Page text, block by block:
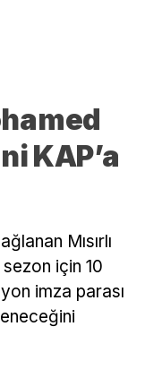
KAP’a
Mısırlı
için 10
imza parası